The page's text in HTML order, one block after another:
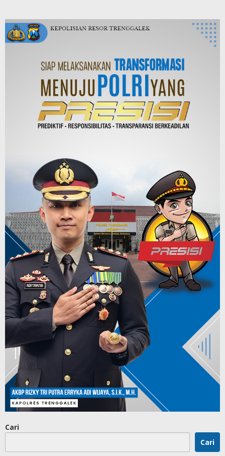
Cari
Cari